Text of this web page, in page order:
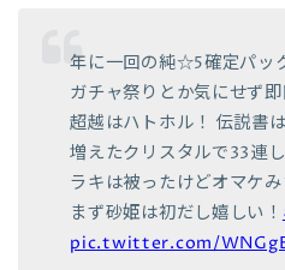
年に一回の純☆5確定パック
ガチャ祭りとか気にせず即
超越はハトホル！ 伝説書
増えたクリスタルで33連
ラキは被ったけどオマケ
まず砂姫は初だし嬉しい！
pic.twitter.com/